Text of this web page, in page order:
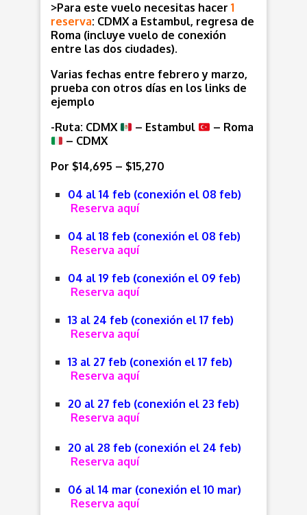
>Para este vuelo necesitas hacer 1
reserva: CDMX a Estambul, regresa de
Roma (incluye vuelo de conexión
entre las dos ciudades).
Varias fechas entre febrero y marzo,
prueba con otros días en los links de
ejemplo
-Ruta: CDMX
– Estambul
– Roma
– CDMX
Por $14,695 – $15,270
04 al 14 feb (conexión el 08 feb)
Reserva aquí
04 al 18 feb (conexión el 08 feb)
Reserva aquí
04 al 19 feb (conexión el 09 feb)
Reserva aquí
13 al 24 feb (conexión el 17 feb)
Reserva aquí
13 al 27 feb (conexión el 17 feb)
Reserva aquí
20 al 27 feb (conexión el 23 feb)
Reserva aquí
20 al 28 feb (conexión el 24 feb)
Reserva aquí
06 al 14 mar (conexión el 10 mar)
Reserva aquí